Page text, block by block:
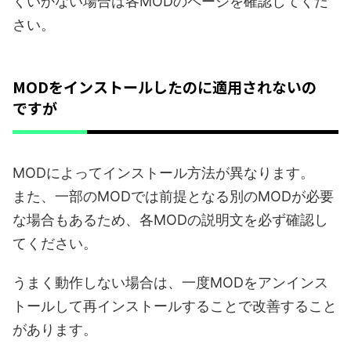
さい。
MODをインストールしたのに適用されないの
ですが
MODによってインストール方法が異なります。
また、一部のMODでは前提となる別のMODが必要
な場合もあるため、各MODの説明文を必ず確認し
てください。
うまく動作しない場合は、一度MODをアンインス
トールして再インストールすることで改善すること
があります。